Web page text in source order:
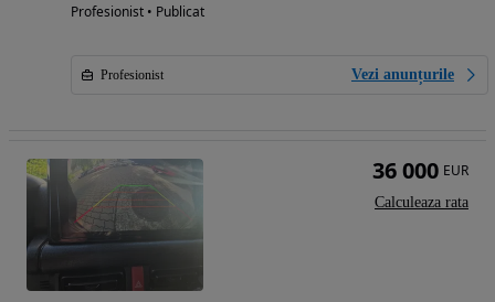
Profesionist • Publicat
Profesionist Vezi anunțurile
36 000 EUR
Calculeaza rata